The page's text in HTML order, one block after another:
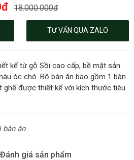
18.000.000đ
TƯ VẤN QUA ZALO
kế từ gỗ Sồi cao cấp, bề mặt sản
óc chó. Bộ bàn ăn bao gồm 1 bàn
ghế được thiết kế với kích thước tiêu
bàn ăn
Đánh giá sản phẩm